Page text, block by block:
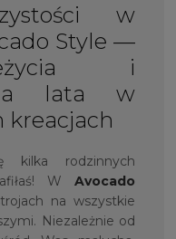
w
Style —
i
lata w
kreacjach
rodzinnych
WAvocado
na wszystkie
Niezależnie od